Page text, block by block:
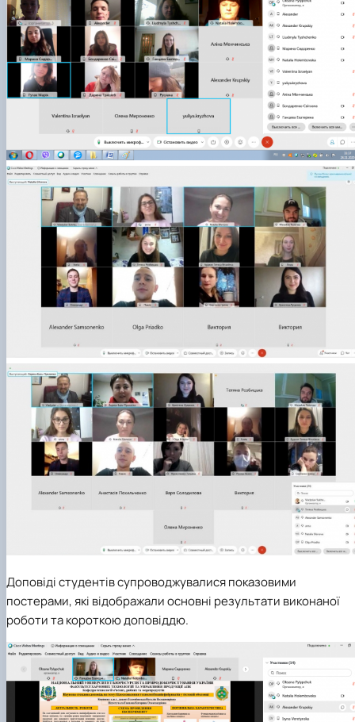
Доповіді студентів супроводжувалися показовими
постерами, які відображали основні результати виконаної
роботи та короткою доповіддю.